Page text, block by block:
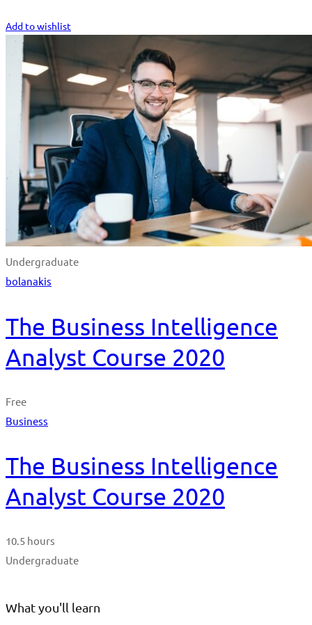
Add to wishlist
Undergraduate
bolanakis
The Business Intelligence
Analyst Course 2020
Free
Business
The Business Intelligence
Analyst Course 2020
10.5 hours
Undergraduate
What you'll learn